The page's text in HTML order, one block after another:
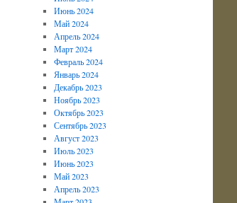
Июнь 2024
Май 2024
Апрель 2024
Март 2024
Февраль 2024
Январь 2024
Декабрь 2023
Ноябрь 2023
Октябрь 2023
Сентябрь 2023
Август 2023
Июль 2023
Июнь 2023
Май 2023
Апрель 2023